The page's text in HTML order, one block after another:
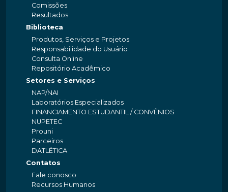
Comissões
Resultados
Biblioteca
Produtos, Serviços e Projetos
Responsabilidade do Usuário
Consulta Online
Repositório Acadêmico
Setores e Serviços
NAP/NAI
Laboratórios Especializados
FINANCIAMENTO ESTUDANTIL / CONVÊNIOS
NUPETEC
Prouni
Parceiros
DATLÉTICA
Contatos
Fale conosco
Recursos Humanos